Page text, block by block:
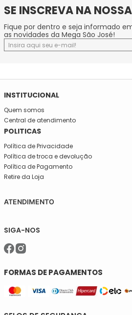
SE INSCREVA NA
Fique por dentro e seja informado
as novidades da Mega São José!
INSTITUCIONAL
Quem somos
Central de atendimento
POLITICAS
Política de Privacidade
Política de troca e devolução
Política de Pagamento
Retire da Loja
ATENDIMENTO
Sexta, das 08:30 às 16h30.
Telefone: (11)5627-7800
WhatsApp: (11)94238-1925
sac@meiassaojose.com.br
SIGA-NOS
FORMAS DE PAGAMENTOS